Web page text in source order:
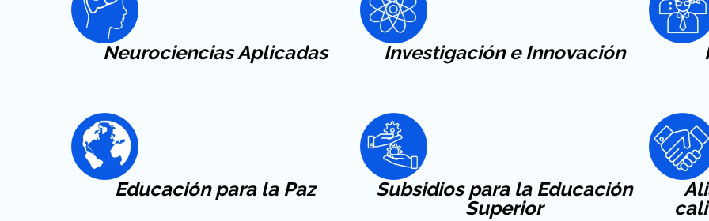
Neurociencias Aplicadas Investigación e Innovación
Educaciónpara la Paz
Subsidios para la Educación
Superior